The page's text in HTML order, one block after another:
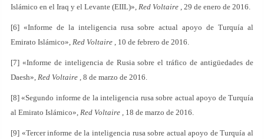
Islámico en el Iraq y el Levante (EIIL)», Red Voltaire , 29 de enero de 2016.
[6] «Informe de la inteligencia rusa sobre actual apoyo de Turquía al
Emirato Islámico», Red Voltaire , 10 de febrero de 2016.
[7] «Informe de inteligencia de Rusia sobre el tráfico de antigüedades de
Daesh», Red Voltaire , 8 de marzo de 2016.
[8] «Segundo informe de la inteligencia rusa sobre actual apoyo de Turquía
al Emirato Islámico», Red Voltaire , 18 de marzo de 2016.
[9] «Tercer informe de la inteligencia rusa sobre actual apoyo de Turquía al